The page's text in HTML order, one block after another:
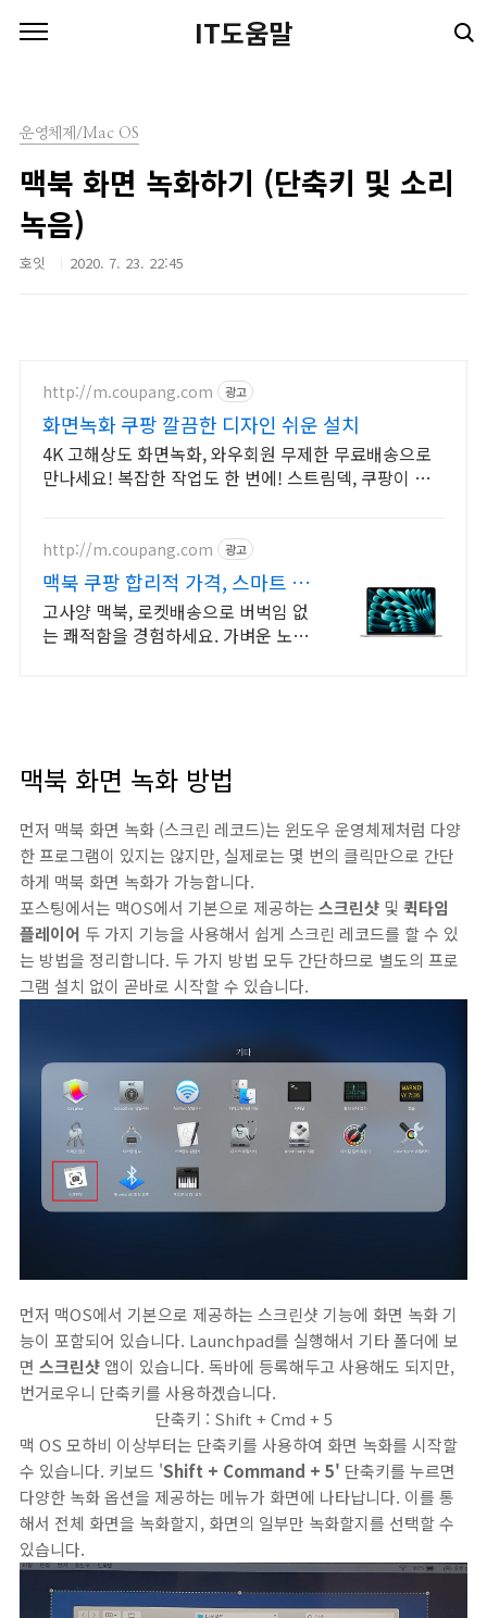
IT도움말
운영체제/Mac OS
맥북 화면 녹화하기 (단축키 및 소리
녹음)
호잇 2020. 7. 23. 22:45
http://m.coupang.com 광고
화면녹화 쿠팡 깔끔한 디자인 쉬운 설치
4K 고해상도 화면녹화, 와우회원 무제한 무료배송으로
만나세요! 복잡한 작업도 한 번에! 스트림덱, 쿠팡이 스
http://m.coupang.com 광고
맥북 쿠팡 합리적 가격, 스마트 선
택
고사양 맥북, 로켓배송으로 버벅임 없
는 쾌적함을 경험하세요. 가벼운 노트
맥북 화면 녹화 방법
먼저 맥북 화면 녹화 (스크린 레코드)는 윈도우 운영체제처럼 다양
한 프로그램이 있지는 않지만, 실제로는 몇 번의 클릭만으로 간단
하게 맥북 화면 녹화가 가능합니다.
포스팅에서는 맥OS에서 기본으로 제공하는 스크린샷 및 퀵타임
플레이어 두 가지 기능을 사용해서 쉽게 스크린 레코드를 할 수 있
는 방법을 정리합니다. 두 가지 방법 모두 간단하므로 별도의 프로
그램 설치 없이 곧바로 시작할 수 있습니다.
먼저 맥OS에서 기본으로 제공하는 스크린샷 기능에 화면 녹화 기
능이 포함되어 있습니다. Launchpad를 실행해서 기타 폴더에 보
면 스크린샷 앱이 있습니다. 독바에 등록해두고 사용해도 되지만,
번거로우니 단축키를 사용하겠습니다.
단축키 : Shift + Cmd + 5
맥 OS 모하비 이상부터는 단축키를 사용하여 화면 녹화를 시작할
수 있습니다. 키보드 'Shift + Command + 5' 단축키를 누르면
다양한 녹화 옵션을 제공하는 메뉴가 화면에 나타납니다. 이를 통
해서 전체 화면을 녹화할지, 화면의 일부만 녹화할지를 선택할 수
있습니다.